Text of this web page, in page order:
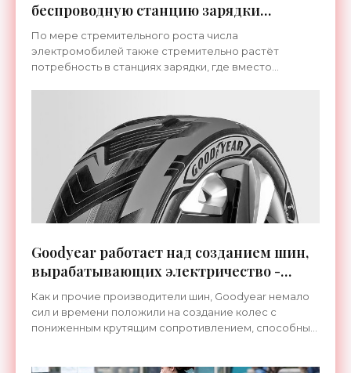
беспроводную станцию зарядки
электромобилей - «Технологии»
По мере стремительного роста числа
электромобилей также стремительно растёт
потребность в станциях зарядки, где вместо
Goodyear работает над созданием шин,
вырабатывающих электричество -
«Технологии»
Как и прочие производители шин, Goodyear немало
сил и времени положили на создание колес с
пониженным крутящим сопротивлением, способным